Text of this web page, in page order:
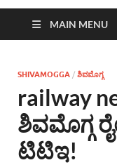
MAIN MENU
SHIVAMOGGA / ಶಿವಮೊಗ್ಗ
railway
ಶಿವಮೊಗ್ಗ
ಟಿಟಿಇ!